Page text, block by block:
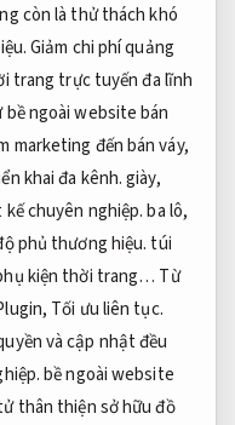
còn là thử thách khó
Giảm chi phí quảng
trang trực tuyến đa lĩnh
bề ngoài website bán
marketing đến bán váy,
khai đa kênh.giày,
kế chuyên nghiệp.ba lô,
phủ thương hiệu. túi
kiện thời trang… Từ
Tối ưu liên tục.
và cập nhật đều
bề ngoài website
thân thiện sở hữu đồ